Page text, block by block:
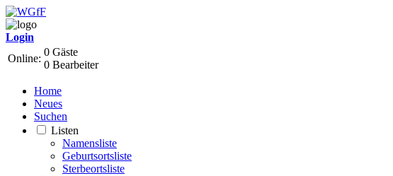
Login
Online:
0 Gäste
0 Bearbeiter
Home
Neues
Suchen
Listen
Namensliste
Geburtsortsliste
Sterbeortsliste